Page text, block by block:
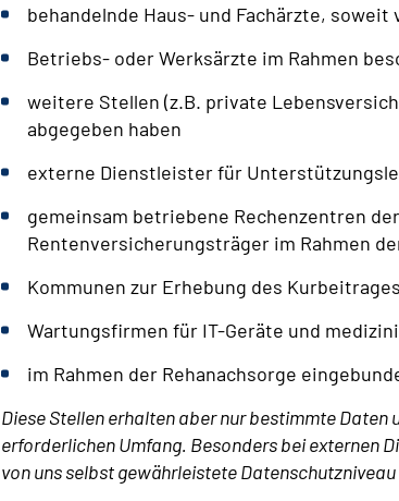
behandelnde Haus- und Fachärzte, soweit
Betriebs- oder Werksärzte im Rahmen
weitere Stellen (z.B. private
abgegeben haben
externe Dienstleister für
gemeinsam betriebene Rechenzentren
Rentenversicherungsträger im Rahmen
Kommunen zur Erhebung des Kurbeitrages
Wartungsfirmen für IT-Geräte und
im Rahmen der Rehanachsorge
Diese Stellen erhalten aber nur bestimmte
erforderlichen Umfang. Besonders bei externen
von uns selbst gewährleistete